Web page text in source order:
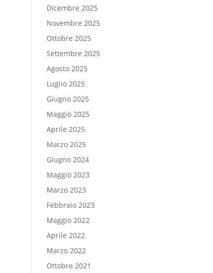
Dicembre 2025
Novembre 2025
Ottobre 2025
Settembre 2025
Agosto 2025
Luglio 2025
Giugno 2025
Maggio 2025
Aprile 2025
Marzo 2025
Giugno 2024
Maggio 2023
Marzo 2023
Febbraio 2023
Maggio 2022
Aprile 2022
Marzo 2022
Ottobre 2021